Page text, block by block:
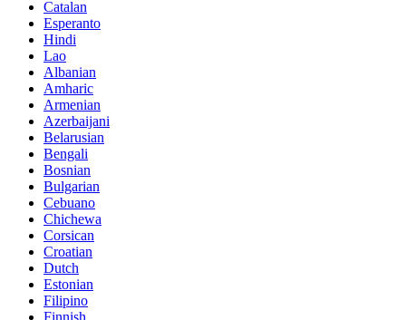
Catalan
Esperanto
Hindi
Lao
Albanian
Amharic
Armenian
Azerbaijani
Belarusian
Bengali
Bosnian
Bulgarian
Cebuano
Chichewa
Corsican
Croatian
Dutch
Estonian
Filipino
Finnish